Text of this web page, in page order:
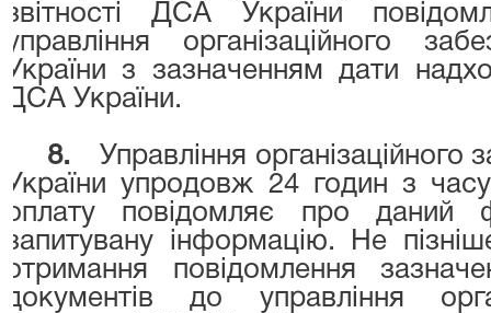
звітності ДСА України
управління організаційного
України з зазначенням дати
ДСА України.
8.
Управління організаційного
України упродовж 24 годин з
оплату повідомляє про даний
запитувану інформацію. Не
отримання повідомлення
документів до управління